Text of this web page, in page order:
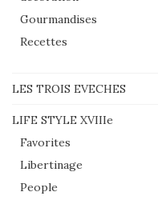
Gourmandises
Recettes
LES TROIS EVECHES
LIFE STYLE XVIIIe
Favorites
Libertinage
People